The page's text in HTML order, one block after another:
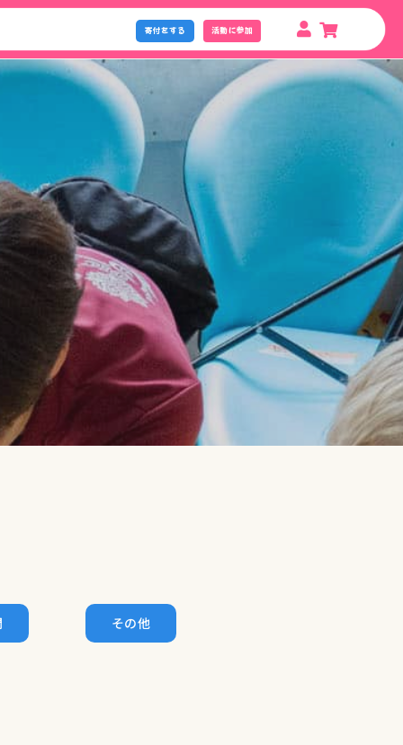
寄付をする 活動に参加
その他